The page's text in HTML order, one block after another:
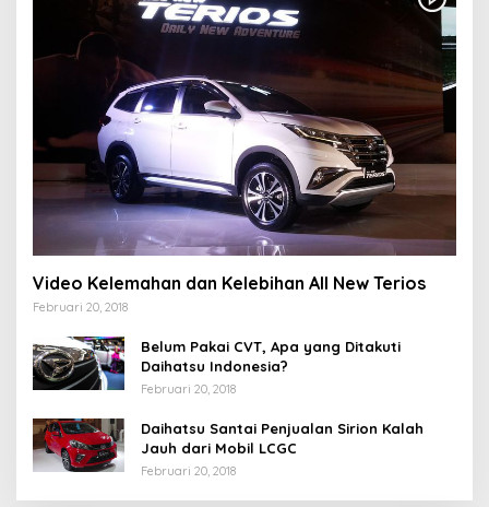
Video Kelemahan dan Kelebihan All New Terios
Februari 20, 2018
Belum Pakai CVT, Apa yang Ditakuti
Daihatsu Indonesia?
Februari 20, 2018
Daihatsu Santai Penjualan Sirion Kalah
Jauh dari Mobil LCGC
Februari 20, 2018